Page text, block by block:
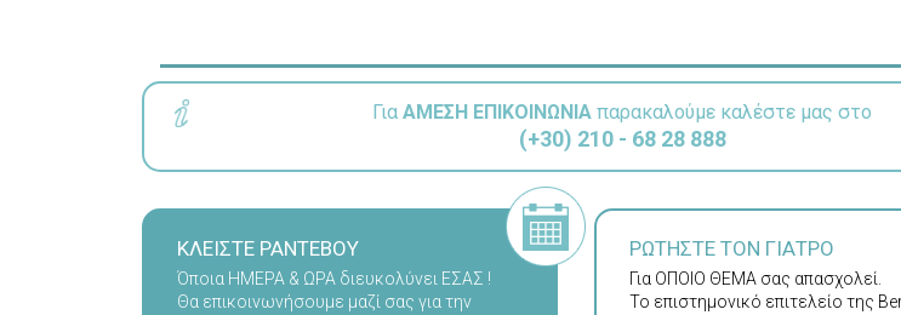
ΓιαΑΜΕΣΗ ΕΠΙΚΟΙΝΩΝΙΑ παρακαλούμε καλέστε μας στο
(+30) 210 - 68 28 888
ΚΛΕΙΣΤΕ ΡΑΝΤΕΒΟΥ
Όποια ΗΜΕΡΑ & ΩΡΑ διευκολύνει ΕΣΑΣ !
Θα επικοινωνήσουμε μαζί σας για την
ΡΩΤΗΣΤΕ ΤΟΝ ΓΙΑΤΡΟ
Για ΟΠΟΙΟ ΘΕΜΑ σας απασχολεί.
Το επιστημονικό επιτελείο της